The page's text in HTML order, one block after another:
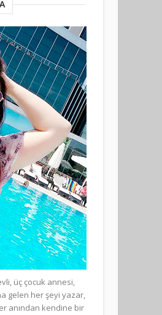
üç çocuk annesi,
gelen her şeyi yazar,
anından kendine bir